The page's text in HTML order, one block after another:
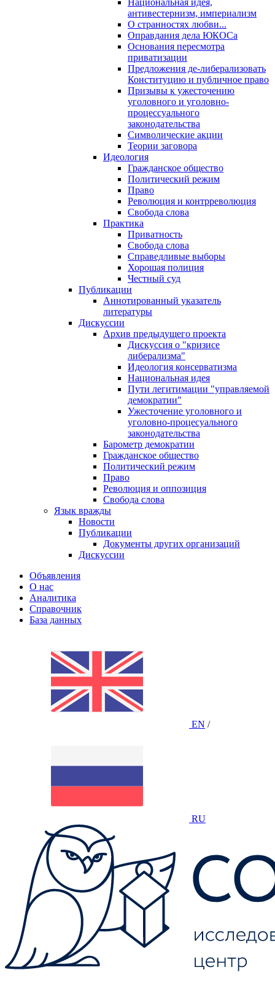
Национальная идея,
антивестернизм, империализм
О странностях любви...
Оправдания дела ЮКОСа
Основания пересмотра
приватизации
Предложения де-либерализовать
Конституцию и публичное право
Призывы к ужесточению
уголовного и уголовно-
процессуального
законодательства
Символические акции
Теории заговора
Идеология
Гражданское общество
Политический режим
Право
Революция и контрреволюция
Свобода слова
Практика
Приватность
Свобода слова
Справедливые выборы
Хорошая полиция
Честный суд
Публикации
Аннотированный указатель
литературы
Дискуссии
Архив предыдущего проекта
Дискуссия о "кризисе
либерализма"
Идеология консерватизма
Национальная идея
Пути легитимации "управляемой
демократии"
Ужесточение уголовного и
уголовно-процесуального
законодательства
Барометр демократии
Гражданское общество
Политический режим
Право
Революция и оппозиция
Свобода слова
Язык вражды
Новости
Публикации
Документы других организаций
Дискуссии
Объявления
О нас
Аналитика
Справочник
База данных
EN /
RU